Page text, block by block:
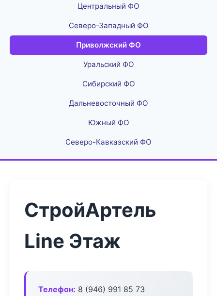
Центральный ФО
Северо-Западный ФО
Приволжский ФО
Уральский ФО
Сибирский ФО
Дальневосточный ФО
Южный ФО
Северо-Кавказский ФО
СтройАртель
Line Этаж
Телефон: 8 (946) 991 85 73